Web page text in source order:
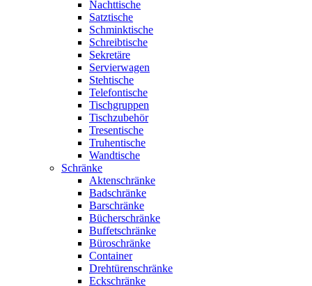
Nachttische
Satztische
Schminktische
Schreibtische
Sekretäre
Servierwagen
Stehtische
Telefontische
Tischgruppen
Tischzubehör
Tresentische
Truhentische
Wandtische
Schränke
Aktenschränke
Badschränke
Barschränke
Bücherschränke
Buffetschränke
Büroschränke
Container
Drehtürenschränke
Eckschränke